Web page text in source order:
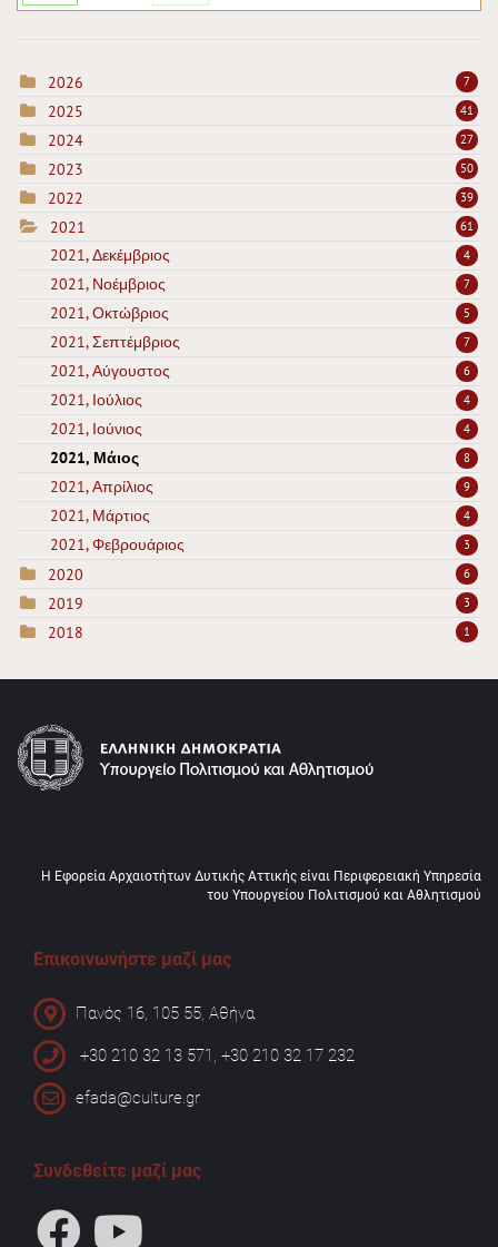
2026 7
2025 41
2024 27
2023 50
2022 39
2021 61
2021, Δεκέμβριος 4
2021, Νοέμβριος 7
2021, Οκτώβριος 5
2021, Σεπτέμβριος 7
2021, Αύγουστος 6
2021, Ιούλιος 4
2021, Ιούνιος 4
2021, Μάιος 8
2021, Απρίλιος 9
2021, Μάρτιος 4
2021, Φεβρουάριος 3
2020 6
2019 3
2018 1
Η Εφορεία Αρχαιοτήτων Δυτικής Αττικής είναι Περιφερειακή Υπηρεσία
του Υπουργείου Πολιτισμού και Αθλητισμού
Επικοινωνήστε μαζί μας
Πανός 16, 105 55, Αθήνα
+30 210 32 13 571, +30 210 32 17 232
efada@culture.gr
Συνδεθείτε μαζί μας